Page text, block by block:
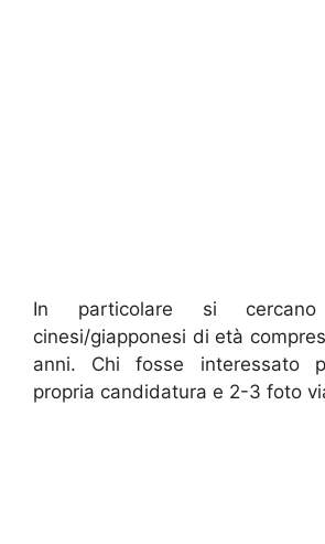
In particolare si
cinesi/giapponesi di età
anni. Chi fosse interessato
propria candidatura e 2-3 foto